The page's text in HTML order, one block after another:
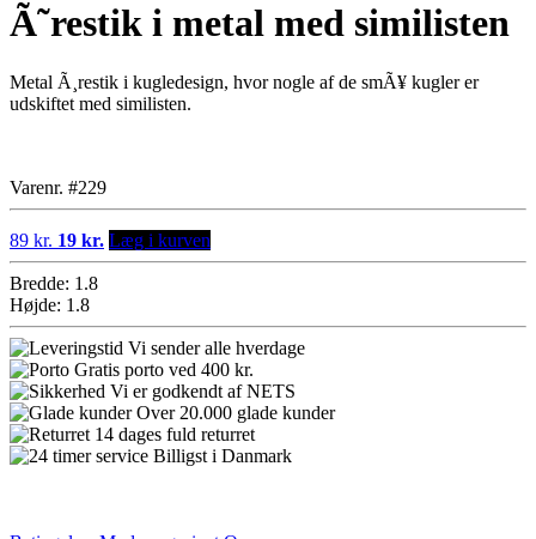
Ã˜restik i metal med similisten
Metal Ã¸restik i kugledesign, hvor nogle af de smÃ¥ kugler er
udskiftet med similisten.
Varenr. #229
89 kr. 19 kr. Læg i kurven
Bredde: 1.8
Højde: 1.8
Vi sender alle hverdage
Gratis porto ved 400 kr.
Vi er godkendt af NETS
Over 20.000 glade kunder
14 dages fuld returret
Billigst i Danmark